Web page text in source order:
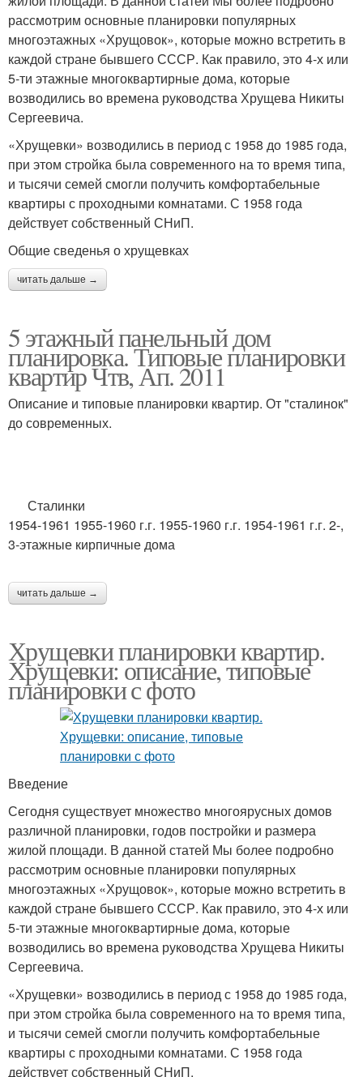
рассмотрим основные планировки популярных
многоэтажных «Хрущовок», которые можно встретить в
каждой стране бывшего СССР. Как правило, это 4-х или
5-ти этажные многоквартирные дома, которые
возводились во времена руководства Хрущева Никиты
Сергеевича.
«Хрущевки» возводились в период с 1958 до 1985 года,
при этом стройка была современного на то время типа,
и тысячи семей смогли получить комфортабельные
квартиры с проходными комнатами. С 1958 года
действует собственный СНиП.
Общие сведенья о хрущевках
читать дальше →
5 этажный панельный дом
планировка. Типовые планировки
квартир Чтв, Ап. 2011
Описание и типовые планировки квартир. От "сталинок"
до современных.
Сталинки
1954-1961 1955-1960 г.г. 1955-1960 г.г. 1954-1961 г.г. 2-,
3-этажные кирпичные дома
читать дальше →
Хрущевки планировки квартир.
Хрущевки: описание, типовые
планировки с фото
Введение
Сегодня существует множество многоярусных домов
различной планировки, годов постройки и размера
жилой площади. В данной статей Мы более подробно
рассмотрим основные планировки популярных
многоэтажных «Хрущовок», которые можно встретить в
каждой стране бывшего СССР. Как правило, это 4-х или
5-ти этажные многоквартирные дома, которые
возводились во времена руководства Хрущева Никиты
Сергеевича.
«Хрущевки» возводились в период с 1958 до 1985 года,
при этом стройка была современного на то время типа,
и тысячи семей смогли получить комфортабельные
квартиры с проходными комнатами. С 1958 года
действует собственный СНиП.